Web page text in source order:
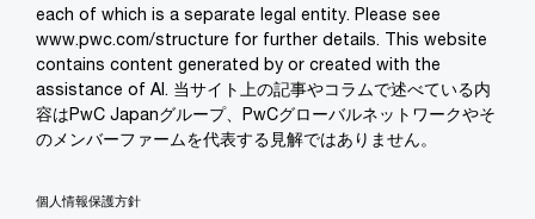
each of which is a separate legal entity. Please see
www.pwc.com/structure for further details. This website
contains content generated by or created with the
assistance of AI. 当サイト上の記事やコラムで述べている内
容はPwC Japanグループ、PwCグローバルネットワークやそ
のメンバーファームを代表する見解ではありません。
個人情報保護方針